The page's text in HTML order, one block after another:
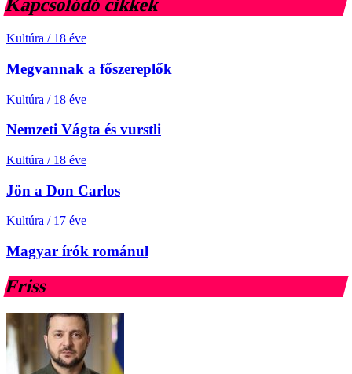
Kapcsolódó cikkek
Kultúra / 18 éve
Megvannak a főszereplők
Kultúra / 18 éve
Nemzeti Vágta és vurstli
Kultúra / 18 éve
Jön a Don Carlos
Kultúra / 17 éve
Magyar írók románul
Friss